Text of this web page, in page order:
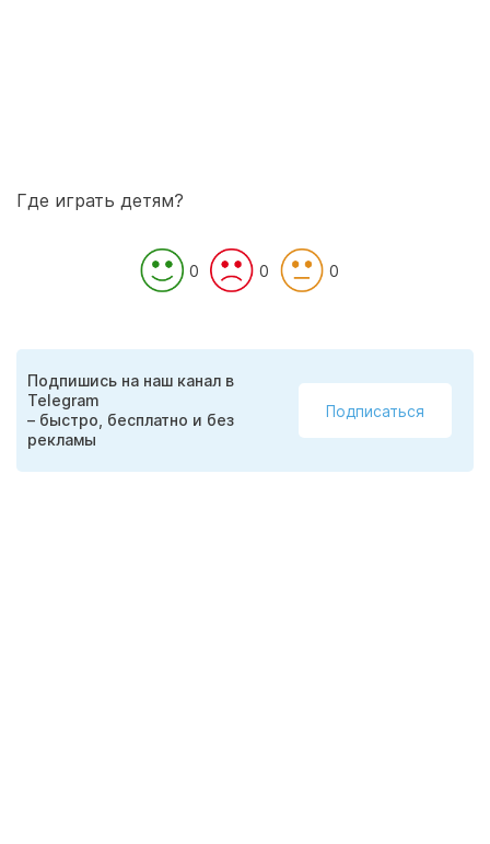
Где играть детям?
0 0 0
Подпишись на наш канал в
Telegram
– быстро, бесплатно и без
рекламы
Подписаться